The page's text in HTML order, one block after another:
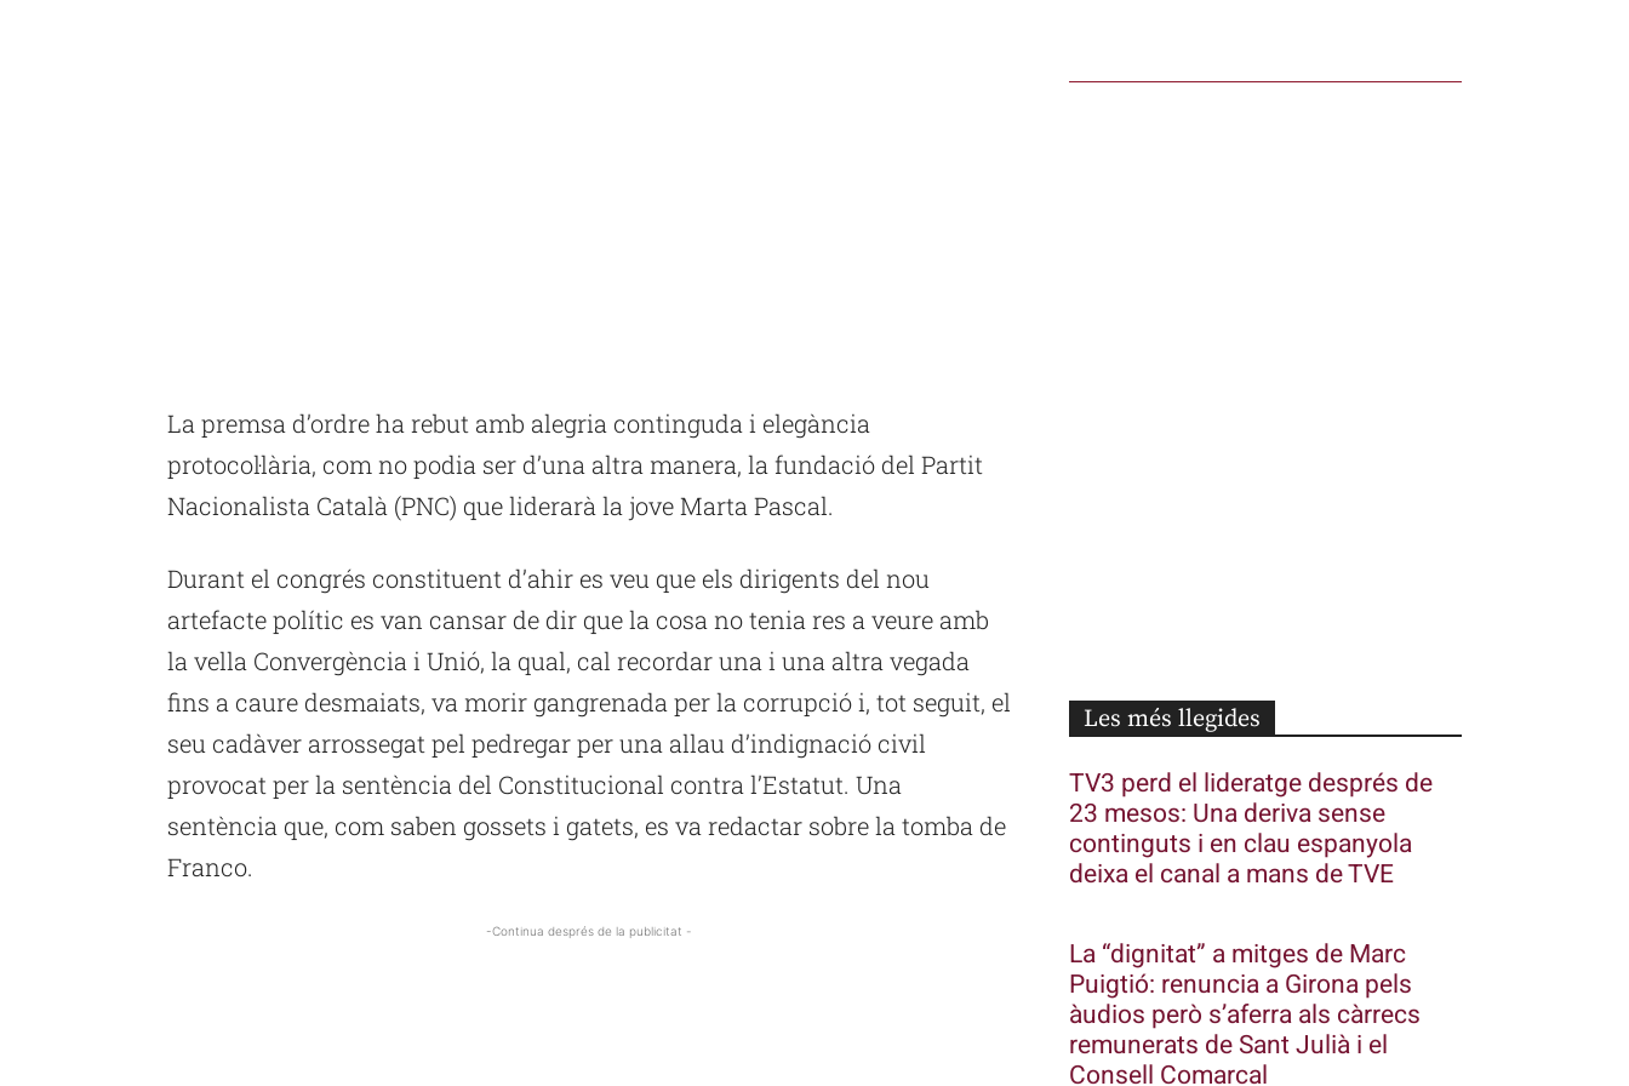
La premsa d’ordre ha rebut amb alegria continguda i elegància
protocol·lària, com no podia ser d’una altra manera, la fundació del Partit
Nacionalista Català (PNC) que liderarà la jove Marta Pascal.
Durant el congrés constituent d’ahir es veu que els dirigents del nou
artefacte polític es van cansar de dir que la cosa no tenia res a veure amb
la vella Convergència i Unió, la qual, cal recordar una i una altra vegada
fins a caure desmaiats, va morir gangrenada per la corrupció i, tot seguit, el
seu cadàver arrossegat pel pedregar per una allau d’indignació civil
provocat per la sentència del Constitucional contra l’Estatut. Una
sentència que, com saben gossets i gatets, es va redactar sobre la tomba de
Franco.
-Continua després de la publicitat -
Les més llegides
TV3 perd el lideratge després de
23 mesos: Una deriva sense
continguts i en clau espanyola
deixa el canal a mans de TVE
La “dignitat” a mitges de Marc
Puigtió: renuncia a Girona pels
àudios però s’aferra als càrrecs
remunerats de Sant Julià i el
Consell Comarcal